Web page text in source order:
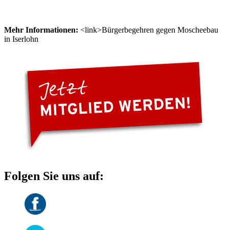
Mehr Informationen: <link>Bürgerbegehren gegen Moscheebau
in Iserlohn
Folgen Sie uns auf: